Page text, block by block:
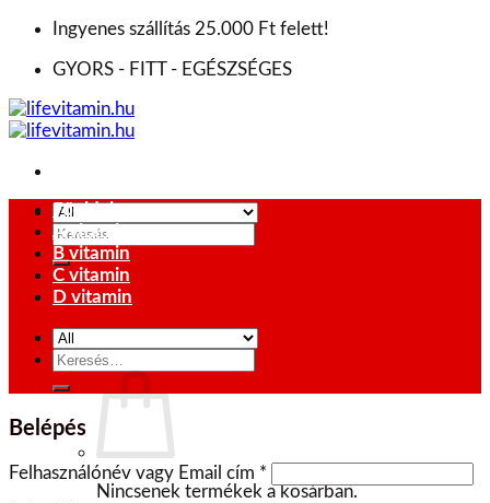
Skip
content
Ingyenes szállítás 25.000 Ft felett!
GYORS - FITT - EGÉSZSÉGES
Keresés
a
következőre:
0Ft
Nincsenek termékek a kosárban.
Főoldal
A vitamin
B vitamin
C vitamin
D vitamin
Keresés
következőre:
Belépés
Felhasználónév vagy Email cím *